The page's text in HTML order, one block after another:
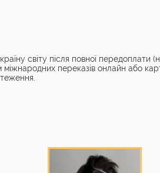
світу після повної передоплати
переказів онлайн або